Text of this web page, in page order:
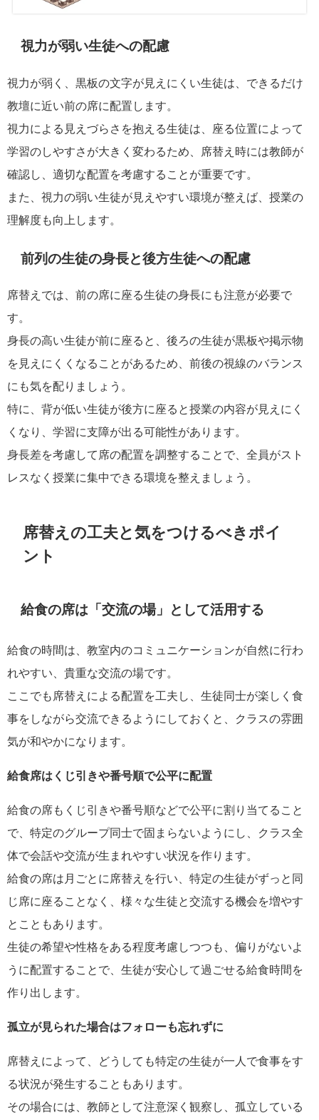
視力が弱い生徒への配慮
視力が弱く、黒板の文字が見えにくい生徒は、できるだけ
教壇に近い前の席に配置します。
視力による見えづらさを抱える生徒は、座る位置によって
学習のしやすさが大きく変わるため、席替え時には教師が
確認し、適切な配置を考慮することが重要です。
また、視力の弱い生徒が見えやすい環境が整えば、授業の
理解度も向上します。
前列の生徒の身長と後方生徒への配慮
席替えでは、前の席に座る生徒の身長にも注意が必要で
す。
身長の高い生徒が前に座ると、後ろの生徒が黒板や掲示物
を見えにくくなることがあるため、前後の視線のバランス
にも気を配りましょう。
特に、背が低い生徒が後方に座ると授業の内容が見えにく
くなり、学習に支障が出る可能性があります。
身長差を考慮して席の配置を調整することで、全員がスト
レスなく授業に集中できる環境を整えましょう。
席替えの工夫と気をつけるべきポイ
ント
給食の席は「交流の場」として活用する
給食の時間は、教室内のコミュニケーションが自然に行わ
れやすい、貴重な交流の場です。
ここでも席替えによる配置を工夫し、生徒同士が楽しく食
事をしながら交流できるようにしておくと、クラスの雰囲
気が和やかになります。
給食席はくじ引きや番号順で公平に配置
給食の席もくじ引きや番号順などで公平に割り当てること
で、特定のグループ同士で固まらないようにし、クラス全
体で会話や交流が生まれやすい状況を作ります。
給食の席は月ごとに席替えを行い、特定の生徒がずっと同
じ席に座ることなく、様々な生徒と交流する機会を増やす
とこともあります。
生徒の希望や性格をある程度考慮しつつも、偏りがないよ
うに配置することで、生徒が安心して過ごせる給食時間を
作り出します。
孤立が見られた場合はフォローも忘れずに
席替えによって、どうしても特定の生徒が一人で食事をす
る状況が発生することもあります。
その場合には、教師として注意深く観察し、孤立している